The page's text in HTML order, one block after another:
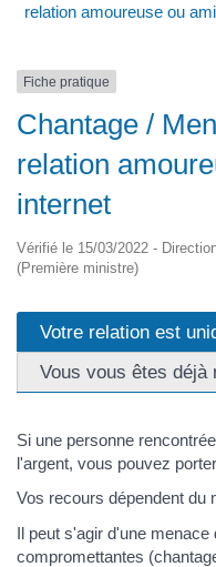
relation amoureuse ou
Fiche pratique
Chantage /
relation
internet
Vérifié le 15/03/2022 -
(Première ministre)
Votre relation est
Vous vous êtes déjà
Si une personne
l'argent, vous pouvez
Vos recours dépendent du
Il peut s'agir d'une
compromettantes